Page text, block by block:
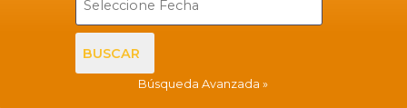
BUSCAR
Búsqueda Avanzada